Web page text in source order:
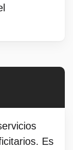
Es